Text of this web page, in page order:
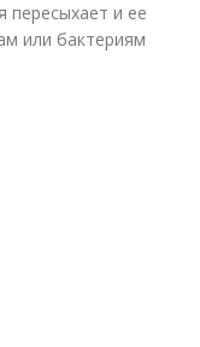
пересыхает и ее
или бактериям